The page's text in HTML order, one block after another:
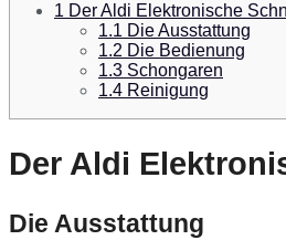
1 Der Aldi Elektronische
1.1 Die Ausstattung
1.2 Die Bedienung
1.3 Schongaren
1.4 Reinigung
Der Aldi
Die Ausstattung